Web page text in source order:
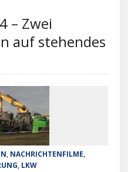
– Zwei
auf stehendes
, NACHRICHTENFILME,
, LKW